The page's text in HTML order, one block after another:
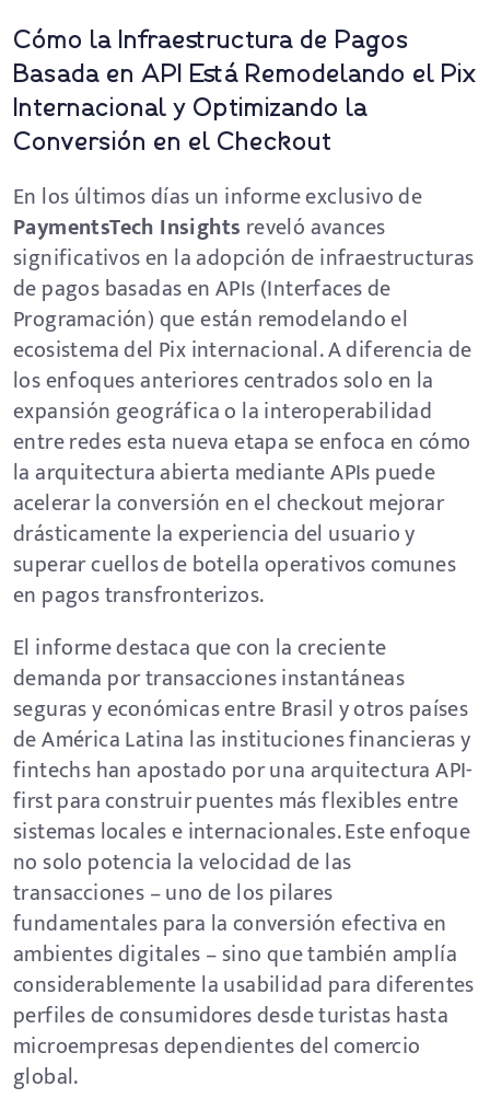
Cómo la Infraestructura de Pagos
Basada en API Está Remodelando el Pix
Internacional y Optimizando la
Conversión en el Checkout
En los últimos días un informe exclusivo de
PaymentsTech Insights reveló avances
significativos en la adopción de infraestructuras
de pagos basadas en APIs (Interfaces de
Programación) que están remodelando el
ecosistema del Pix internacional. A diferencia de
los enfoques anteriores centrados solo en la
expansión geográfica o la interoperabilidad
entre redes esta nueva etapa se enfoca en cómo
la arquitectura abierta mediante APIs puede
acelerar la conversión en el checkout mejorar
drásticamente la experiencia del usuario y
superar cuellos de botella operativos comunes
en pagos transfronterizos.
El informe destaca que con la creciente
demanda por transacciones instantáneas
seguras y económicas entre Brasil y otros países
de América Latina las instituciones financieras y
fintechs han apostado por una arquitectura API-
first para construir puentes más flexibles entre
sistemas locales e internacionales. Este enfoque
no solo potencia la velocidad de las
transacciones – uno de los pilares
fundamentales para la conversión efectiva en
ambientes digitales – sino que también amplía
considerablemente la usabilidad para diferentes
perfiles de consumidores desde turistas hasta
microempresas dependientes del comercio
global.